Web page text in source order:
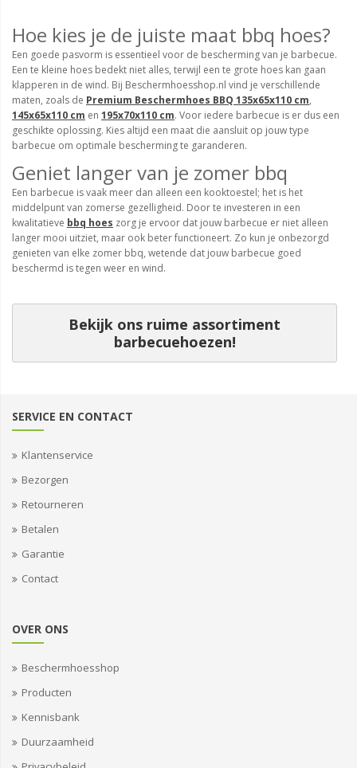
Hoe kies je de juiste maat bbq hoes?
Een goede pasvorm is essentieel voor de bescherming van je barbecue.
Een te kleine hoes bedekt niet alles, terwijl een te grote hoes kan gaan
klapperen in de wind. Bij Beschermhoesshop.nl vind je verschillende
maten, zoals de Premium Beschermhoes BBQ 135x65x110 cm,
145x65x110 cm en 195x70x110 cm. Voor iedere barbecue is er dus een
geschikte oplossing. Kies altijd een maat die aansluit op jouw type
barbecue om optimale bescherming te garanderen.
Geniet langer van je zomer bbq
Een barbecue is vaak meer dan alleen een kooktoestel; het is het
middelpunt van zomerse gezelligheid. Door te investeren in een
kwalitatieve bbq hoes zorg je ervoor dat jouw barbecue er niet alleen
langer mooi uitziet, maar ook beter functioneert. Zo kun je onbezorgd
genieten van elke zomer bbq, wetende dat jouw barbecue goed
beschermd is tegen weer en wind.
Bekijk ons ruime assortiment
barbecuehoezen!
SERVICE EN CONTACT
Klantenservice
Bezorgen
Retourneren
Betalen
Garantie
Contact
OVER ONS
Beschermhoesshop
Producten
Kennisbank
Duurzaamheid